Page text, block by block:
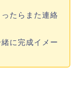
たらまた連絡
に完成イメー